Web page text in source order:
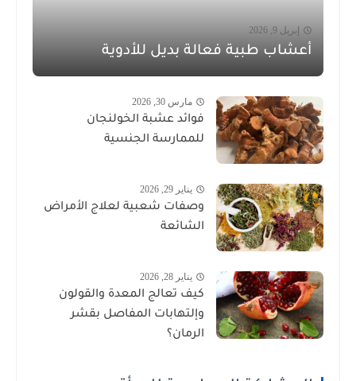
إبريل 9, 2026
أعشاب طبية فعالة بديل للأدوية
مارس 30, 2026
فوائد عشبة الخولنجان
للممارسة الجنسية
يناير 29, 2026
وصفات شعبية لعلاج الأمراض
الشائعة
يناير 28, 2026
كيف تعالج المعدة والقولون
وإلتهابات المفاصل بقشر
الرمان؟